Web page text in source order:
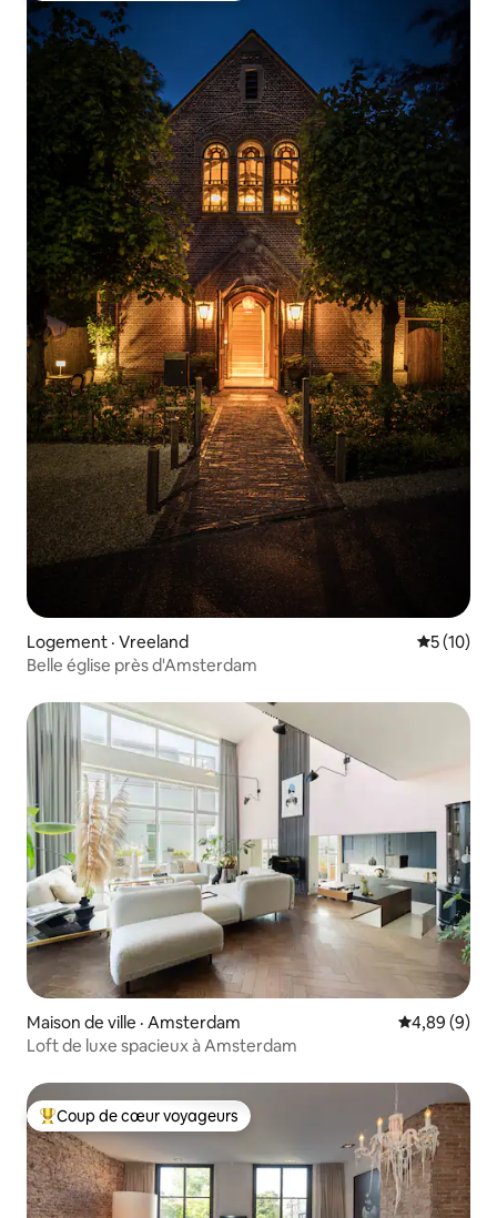
Logement · Vreeland Note
5 (10)
Belle église près d'Amsterdam
Maison de ville · Amsterdam Note
4,89 (9)
Loft de luxe spacieux à Amsterdam
Coup de cœur voyageurs parmi les plus aimés
Coup de cœur voyageurs